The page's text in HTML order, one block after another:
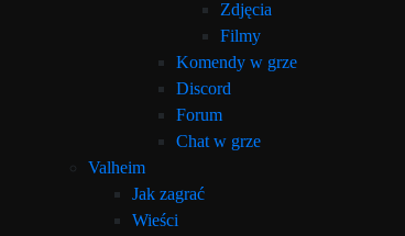
Zdjęcia
Filmy
Komendy w grze
Discord
Forum
Chat w grze
Valheim
Jak zagrać
Wieści